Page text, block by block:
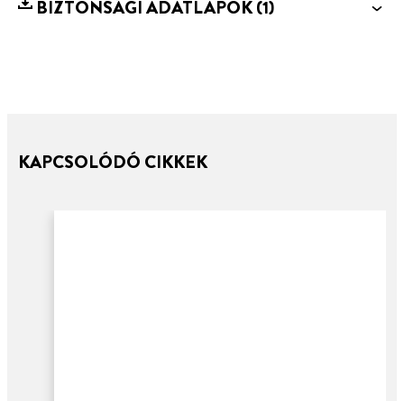
BIZTONSÁGI ADATLAPOK(1)
KAPCSOLÓDÓ CIKKEK